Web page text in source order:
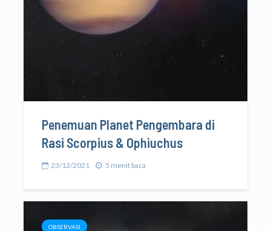
Penemuan Planet Pengembara di
Rasi Scorpius & Ophiuchus
23/12/2021 5 menit baca
OBSERVASI